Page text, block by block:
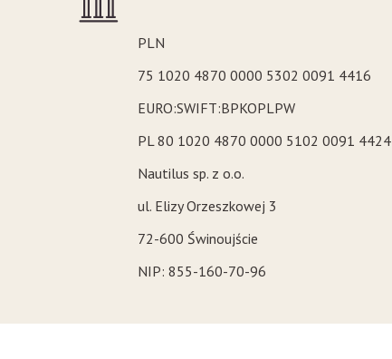
PLN
75 1020 4870 0000 5302 0091 4416
EURO:SWIFT:BPKOPLPW
PL 80 1020 4870 0000 5102 0091 4424
Nautilus sp. z o.o.
ul. Elizy Orzeszkowej 3
72-600 Świnoujście
NIP: 855-160-70-96